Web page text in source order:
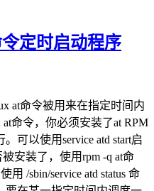
定时启动程序
at命令被用来在指定时间内
命令，你必须安装了at RPM
可以使用service atd start启
安装了，使用rpm -q at命
/sbin/service atd status 命